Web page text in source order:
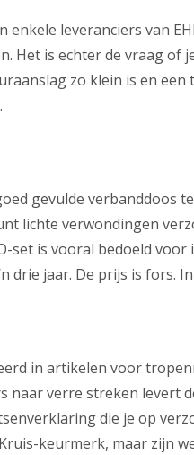
enkele leveranciers van
Het is echter de vraag
zo klein is en
gevulde verbanddoos
lichte verwondingen
set is vooral bedoeld
drie jaar. De prijs is fors.
in artikelen voor
naar verre streken levert
die je op
keurmerk, maar zijn